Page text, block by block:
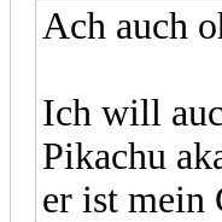
Ach auch
Ich will
Pikachu
er ist